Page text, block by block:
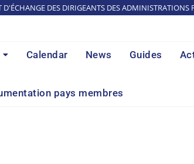
D'ÉCHANGE DES DIRIGEANTS DES ADMINISTRATIONS
Calendar News Guides
pays membres